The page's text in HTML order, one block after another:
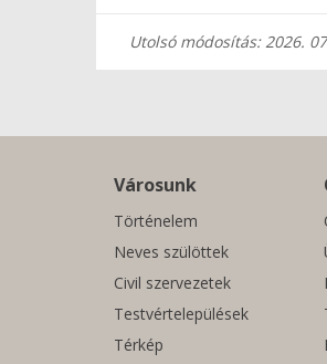
Utolsó módosítás: 2026.
Városunk
Történelem
Neves szülöttek
Civil szervezetek
Testvértelepülések
Térkép